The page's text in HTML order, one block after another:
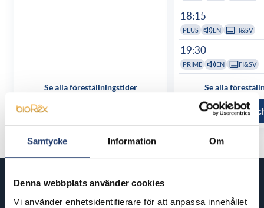
Samtycke Information Om
Denna webbplats använder cookies
Vi använder enhetsidentifierare för att anpassa innehållet
Se alla föreställningstider
18:15
PLUS EN FI&SV
19:30
PRIME EN FI&SV
Se alla
Läs mer
Kommande filmer